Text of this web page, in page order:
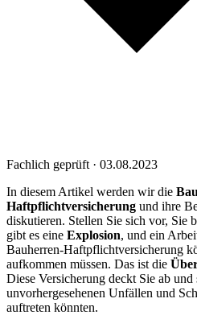
Fachlich geprüft · 03.08.2023
In diesem Artikel werden wir die
Haftpflichtversicherung und ihre
diskutieren. Stellen Sie sich vor, Sie
gibt es eine Explosion, und ein
Bauherren-Haftpflichtversicherung
aufkommen müssen. Das ist die
Diese Versicherung deckt Sie ab
unvorhergesehenen Unfällen und
auftreten könnten.